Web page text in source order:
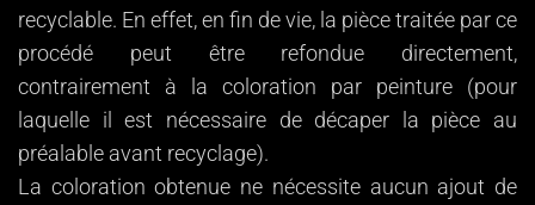
recyclable. En effet, en fin de vie, la pièce traitée par ce
procédé peut être refondue directement,
contrairement à la coloration par peinture (pour
laquelle il est nécessaire de décaper la pièce au
préalable avant recyclage).
La coloration obtenue ne nécessite aucun ajout de